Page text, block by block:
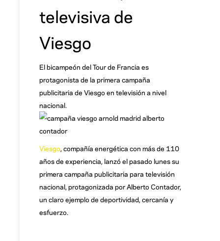
televisiva de
Viesgo
El bicampeón del Tour de Francia es
protagonista de la primera campaña
publicitaria de Viesgo en televisión a nivel
nacional.
Viesgo, compañía energética con más de 110
años de experiencia, lanzó el pasado lunes su
primera campaña publicitaria para televisión
nacional, protagonizada por Alberto Contador,
un claro ejemplo de deportividad, cercanía y
esfuerzo.